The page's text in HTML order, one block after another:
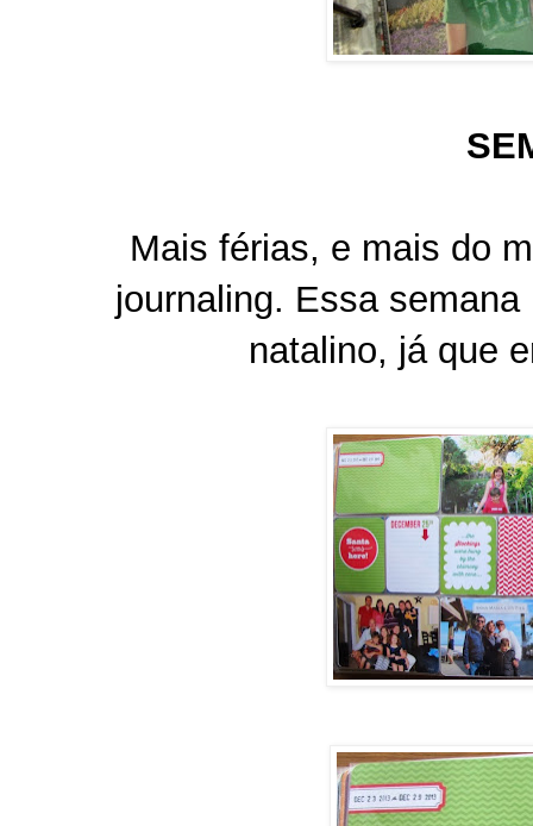
Mais férias, e mais do
journaling. Essa
natalino, já que